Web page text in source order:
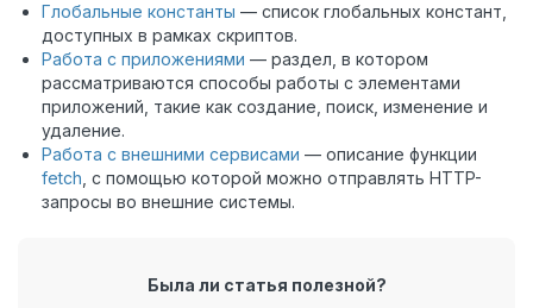
Глобальные константы — список глобальных констант,
доступных в рамках скриптов.
Работа с приложениями — раздел, в котором
рассматриваются способы работы с элементами
приложений, такие как создание, поиск, изменение и
удаление.
Работа с внешними сервисами — описание функции
fetch , с помощью которой можно отправлять HTTP-
запросы во внешние системы.
Была ли статья полезной?